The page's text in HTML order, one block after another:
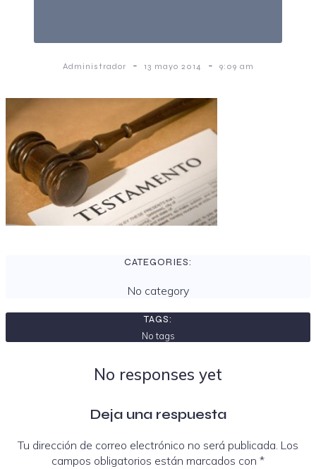
Administrador - 13 mayo 2014 - 9:09 am
CATEGORIES:
No category
TAGS:
No tags
No responses yet
Deja una respuesta
Tu dirección de correo electrónico no será publicada. Los
campos obligatorios están marcados con *